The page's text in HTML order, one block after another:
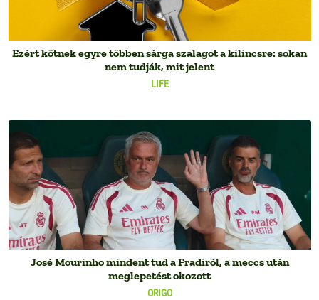
LIFE
Ezért kötnek egyre többen sárga szalagot a kilincsre: sokan
nem tudják, mit jelent
ORIGO
José Mourinho mindent tud a Fradiról, a meccs után
meglepetést okozott